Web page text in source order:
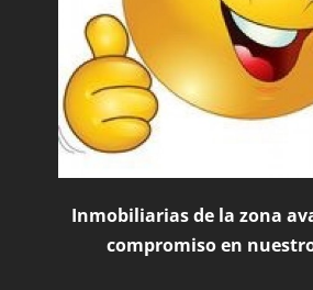
Inmobiliarias de la zona
compromiso en